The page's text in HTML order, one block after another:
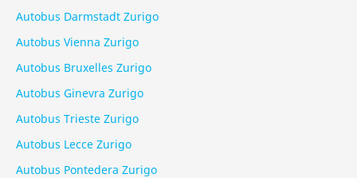
Autobus Darmstadt Zurigo
Autobus Vienna Zurigo
Autobus Bruxelles Zurigo
Autobus Ginevra Zurigo
Autobus Trieste Zurigo
Autobus Lecce Zurigo
Autobus Pontedera Zurigo